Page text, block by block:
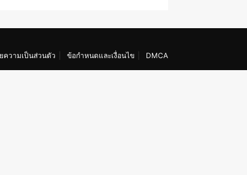
ความเป็นส่วนตัว ข้อกำหนดและเงื่อนไข DMCA